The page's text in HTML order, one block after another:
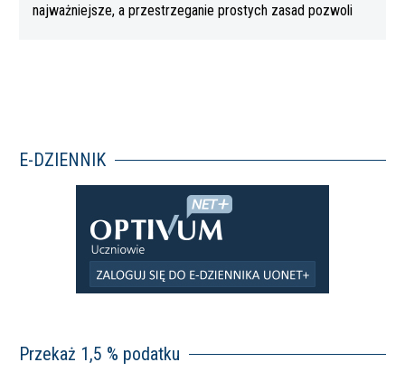
najważniejsze, a przestrzeganie prostych zasad pozwoli
E-DZIENNIK
Przekaż 1,5 % podatku